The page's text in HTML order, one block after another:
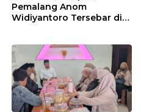
Pemalang Anom
Widiyantoro Tersebar di